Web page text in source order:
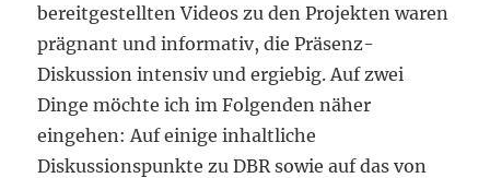
bereitgestellten Videos zu den Projekten waren
prägnant und informativ, die Präsenz-
Diskussion intensiv und ergiebig. Auf zwei
Dinge möchte ich im Folgenden näher
eingehen: Auf einige inhaltliche
Diskussionspunkte zu DBR sowie auf das von